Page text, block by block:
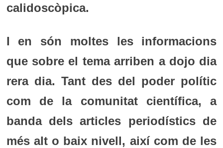
calidoscòpica.
I en són moltes les informacions
que sobre el tema arriben a dojo dia
rera dia. Tant des del poder polític
com de la comunitat científica, a
banda dels articles periodístics de
més alt o baix nivell, així com de les